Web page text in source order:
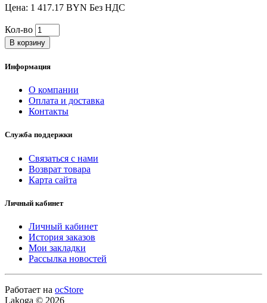
Цена: 1 417.17 BYN Без НДС
Кол-во
В корзину
Информация
О компании
Оплата и доставка
Контакты
Служба поддержки
Связаться с нами
Возврат товара
Карта сайта
Личный кабинет
Личный кабинет
История заказов
Мои закладки
Рассылка новостей
Работает на ocStore
Lakoga © 2026